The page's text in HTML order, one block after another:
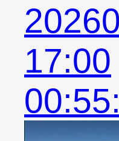
17:00